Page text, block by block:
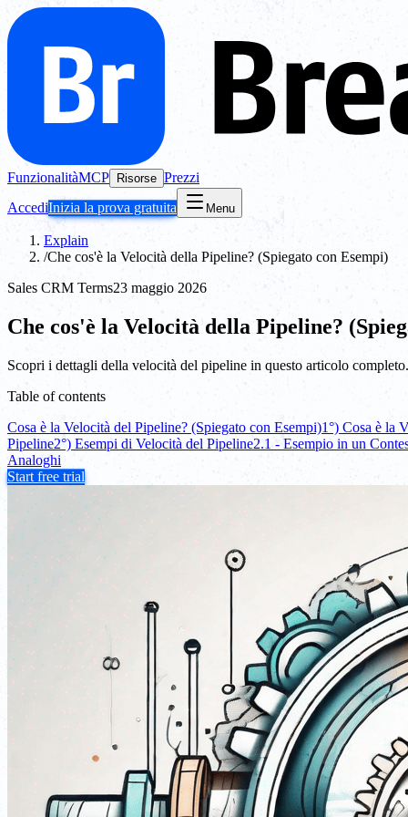
FunzionalitàMCP Risorse Prezzi
AccediInizia la prova gratuita Menu
Explain
/Che cos'è la Velocità della Pipeline? (Spiegato con Esempi)
Sales CRM Terms23 maggio 2026
Che cos'è la Velocità della Pipeline?
Scopri i dettagli della velocità del pipeline in questo articolo completo.
Table of contents
Cosa è la Velocità del Pipeline? (Spiegato con Esempi)1°) Cosa è la
Pipeline2°) Esempi di Velocità del Pipeline2.1 - Esempio in un
Analoghi
Start free trial